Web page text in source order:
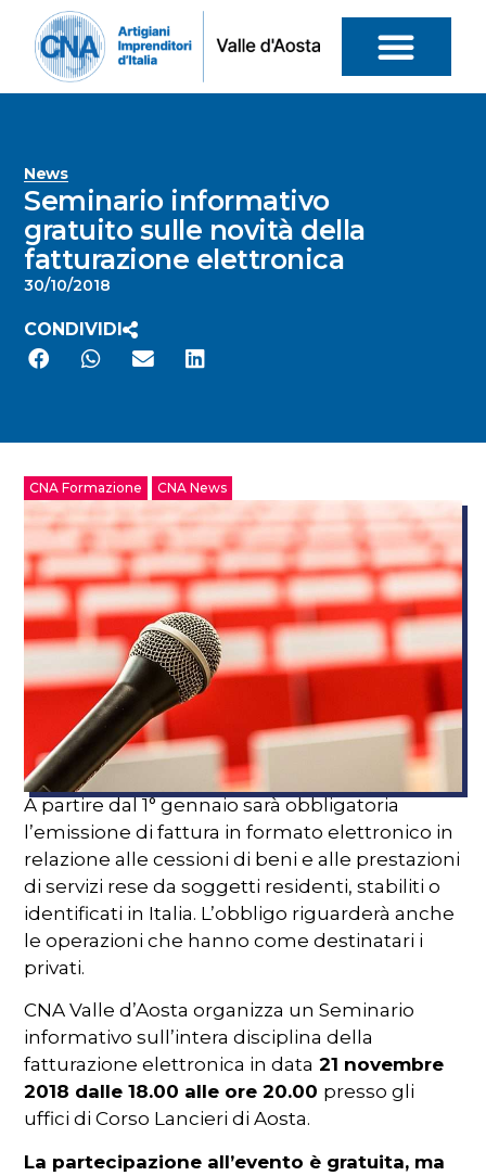
News
Seminario informativo
gratuito sulle novità della
fatturazione elettronica
30/10/2018
CONDIVIDI
CNA Formazione CNA News
A partire dal 1° gennaio sarà obbligatoria
l’emissione di fattura in formato elettronico in
relazione alle cessioni di beni e alle prestazioni
di servizi rese da soggetti residenti, stabiliti o
identificati in Italia. L’obbligo riguarderà anche
le operazioni che hanno come destinatari i
privati.
CNA Valle d’Aosta organizza un Seminario
informativo sull’intera disciplina della
fatturazione elettronica in data 21 novembre
2018 dalle 18.00 alle ore 20.00 presso gli
uffici di Corso Lancieri di Aosta.
La partecipazione all’evento è gratuita, ma